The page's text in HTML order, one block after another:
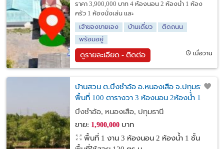
ราคา 3,900,000 บาท 4 ห้องนอน 2 ห้องน้ำ 1 ห้อง
ครัว 1 ห้องนั่งเล่น และ
เจ้าของขายเอง
บ้านเดี่ยว
ติดถนน
พร้อมอยู่
ดูรายละเอียด - ติดต่อ เมื่อวาน
บ้านสวน ต.บึงชำอ้อ อ.หนองเสือ จ.ปทุมธานี
พื้นที่ 100 ตารางวา 3 ห้องนอน 2ห้องน้ำ 1
ห้องครัว 1 ห้องโถง
บึงชำอ้อ, หนองเสือ, ปทุมธานี
ขาย: 1,900,000บาท
พื้นที่ 1 งาน 3 ห้องนอน 2 ห้องน้ำ 1 ชั้น